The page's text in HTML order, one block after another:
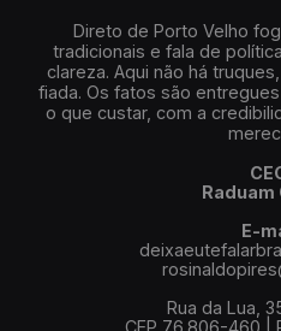
Direto de Porto Velho
tradicionais e fala de
clareza. Aqui não há
fiada. Os fatos são
o que custar, com a
Raduam
E-
Rua da Lua,
CEP 76.806-460 |